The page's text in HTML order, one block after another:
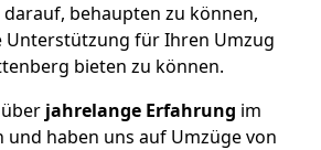
behaupten zu können,
Unterstützung für Ihren Umzug
bieten zu können.
jahrelange Erfahrung im
und haben uns auf Umzüge von